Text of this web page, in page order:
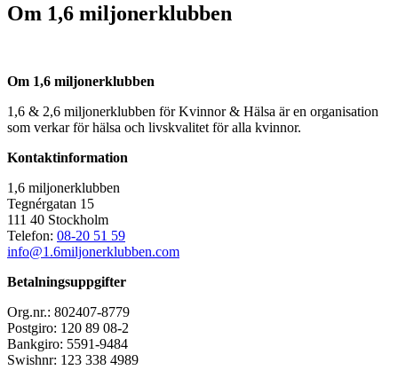
Om 1,6 miljonerklubben
Om 1,6 miljonerklubben
1,6 & 2,6 miljonerklubben för Kvinnor & Hälsa är en organisation
som verkar för hälsa och livskvalitet för alla kvinnor.
Kontaktinformation
1,6 miljonerklubben
Tegnérgatan 15
111 40 Stockholm
Telefon: 08-20 51 59
info@1.6miljonerklubben.com
Betalningsuppgifter
Org.nr.: 802407-8779
Postgiro: 120 89 08-2
Bankgiro: 5591-9484
Swishnr: 123 338 4989